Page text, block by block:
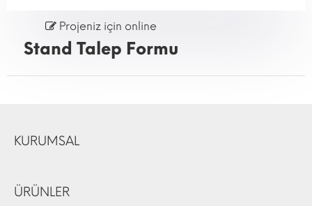
Projeniz için online
Stand Talep Formu
KURUMSAL
ÜRÜNLER